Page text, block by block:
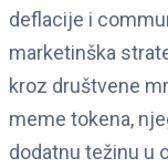
deflacije i
marketinška
kroz društvene
meme tokena,
dodatnu težinu u